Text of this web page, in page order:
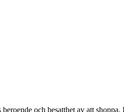
och besatthet av att shoppa.